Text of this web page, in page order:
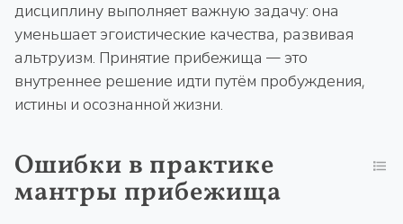
дисциплину выполняет важную задачу: она
уменьшает эгоистические качества, развивая
альтруизм. Принятие прибежища — это
внутреннее решение идти путём пробуждения,
истины и осознанной жизни.
Ошибки в практике
мантры прибежища